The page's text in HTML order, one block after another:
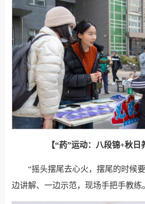
【“药”运动：八段锦+秋日
“摇头摆尾去心火，摆尾的时候
边讲解、一边示范，现场手把手教练